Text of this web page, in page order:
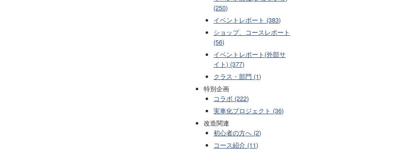
(250)
イベントレポート (383)
ショップ、コースレポート
(56)
イベントレポート(外部サ
イト) (377)
クラス・部門 (1)
特別企画
コラボ (222)
実車化プロジェクト (36)
改造関連
初心者の方へ (2)
コース紹介 (11)